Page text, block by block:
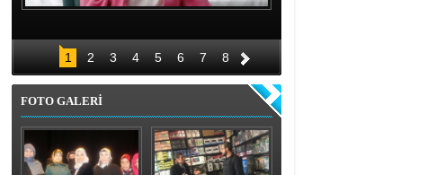
1 2 3 4 5 6 7 8
FOTO GALERİ